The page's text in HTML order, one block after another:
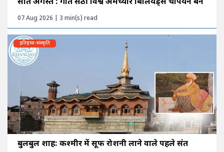
सात अगस्त : गीत सेठी विश्व अमेच्योर बिलियर्ड्स चैंपियन बने
07 Aug 2026 | 3 min(s) read
इतिहास-संस्कृति
बुलबुल शाह: कश्मीर में सूफी रोशनी लाने वाले पहले संत